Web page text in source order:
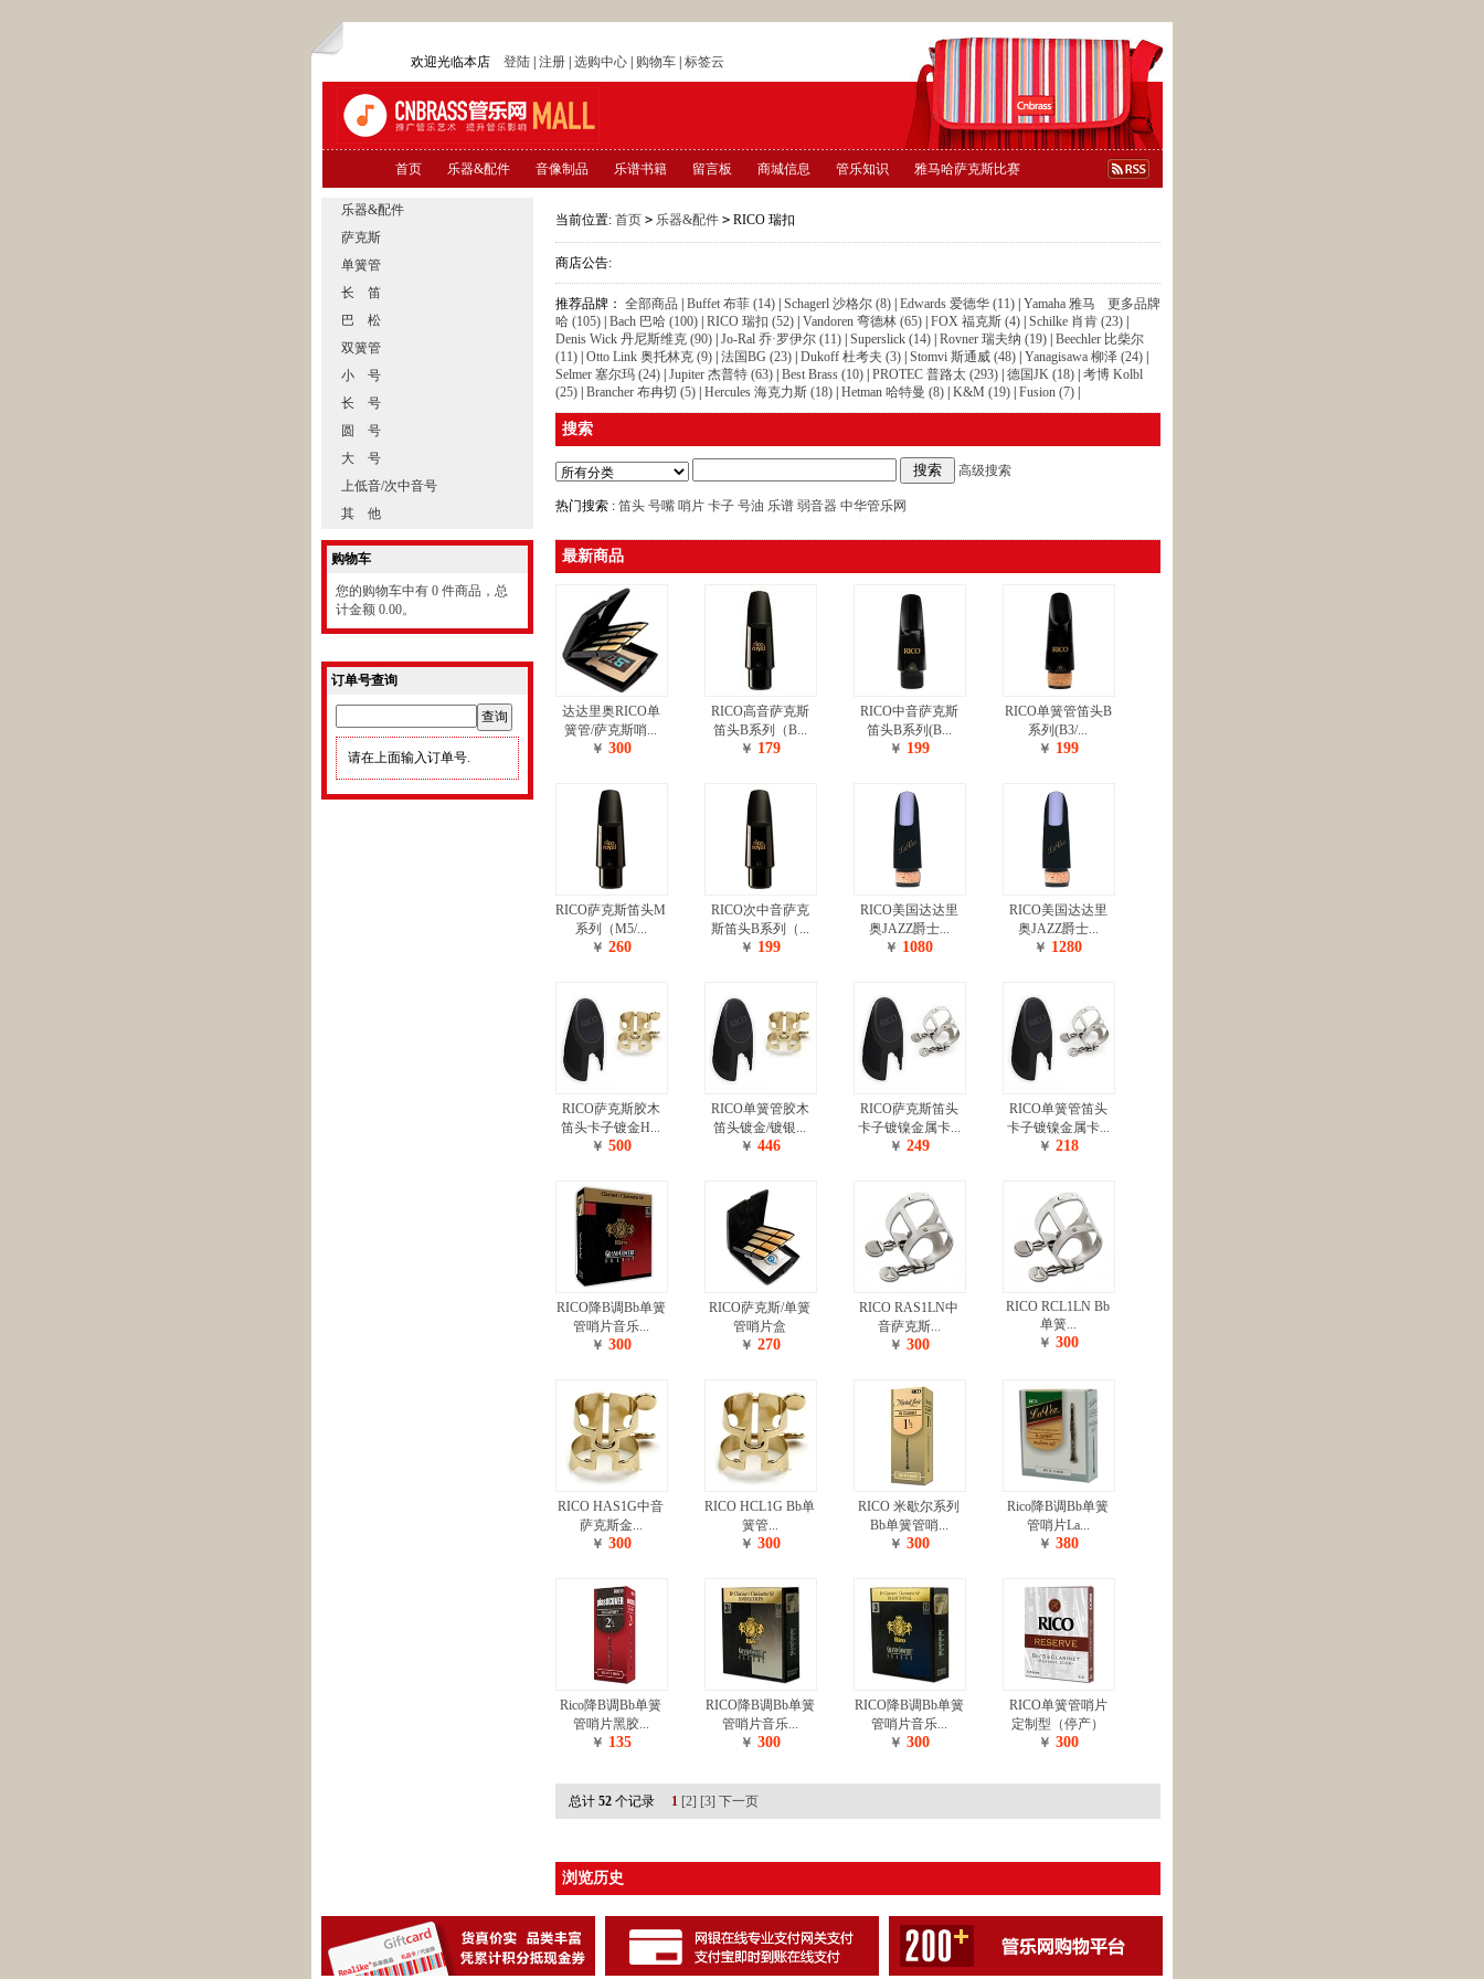
欢迎光临本店 登陆| 注册| 选购中心| 购物车| 标签云
首页 乐器&配件 音像制品 乐谱书籍 留言板 商城信息 管乐知识 雅马哈萨克斯比赛
乐器&配件
萨克斯
单簧管
长 笛
巴 松
双簧管
小 号
长 号
圆 号
大 号
上低音/次中音号
其 他
购物车
您的购物车中有 0 件商品，总
计金额 0.00。
订单号查询
请在上面输入订单号.
当前位置: 首页 > 乐器&配件 > RICO 瑞扣
商店公告:
更多品牌
推荐品牌： 全部商品 Buffet 布菲 (14) Schagerl 沙格尔 (8) Edwards 爱德华 (11) Yamaha 雅马
哈 (105) Bach 巴哈 (100) RICO 瑞扣 (52) Vandoren 弯德林 (65) FOX 福克斯 (4) Schilke 肖肯 (23)
Denis Wick 丹尼斯维克 (90) Jo-Ral 乔·罗伊尔 (11) Superslick (14) Rovner 瑞夫纳 (19) Beechler 比柴尔
(11) Otto Link 奥托林克 (9) 法国BG (23) Dukoff 杜考夫 (3) Stomvi 斯通威 (48) Yanagisawa 柳泽 (24)
Selmer 塞尔玛 (24) Jupiter 杰普特 (63) Best Brass (10) PROTEC 普路太 (293) 德国JK (18) 考博 Kolbl
(25) Brancher 布冉切 (5) Hercules 海克力斯 (18) Hetman 哈特曼 (8) K&M (19) Fusion (7)
搜索
高级搜索
热门搜索 : 笛头 号嘴 哨片 卡子 号油 乐谱 弱音器 中华管乐网
最新商品
达达里奥RICO单
簧管/萨克斯哨...
￥ 300
RICO高音萨克斯
笛头B系列（B...
￥ 179
RICO中音萨克斯
笛头B系列(B...
￥ 199
RICO单簧管笛头B
系列(B3/...
￥ 199
RICO萨克斯笛头M
系列（M5/...
￥ 260
RICO次中音萨克
斯笛头B系列（...
￥ 199
RICO美国达达里
奥JAZZ爵士...
￥ 1080
RICO美国达达里
奥JAZZ爵士...
￥ 1280
RICO萨克斯胶木
笛头卡子镀金H...
￥ 500
RICO单簧管胶木
笛头镀金/镀银...
￥ 446
RICO萨克斯笛头
卡子镀镍金属卡...
￥ 249
RICO单簧管笛头
卡子镀镍金属卡...
￥ 218
RICO降B调Bb单簧
管哨片音乐...
￥ 300
RICO萨克斯/单簧
管哨片盒
￥ 270
RICO RAS1LN中
音萨克斯...
￥ 300
RICO RCL1LN Bb
单簧...
￥ 300
RICO HAS1G中音
萨克斯金...
￥ 300
RICO HCL1G Bb单
簧管...
￥ 300
RICO 米歇尔系列
Bb单簧管哨...
￥ 300
Rico降B调Bb单簧
管哨片La...
￥ 380
Rico降B调Bb单簧
管哨片黑胶...
￥ 135
RICO降B调Bb单簧
管哨片音乐...
￥ 300
RICO降B调Bb单簧
管哨片音乐...
￥ 300
RICO单簧管哨片
定制型（停产）
￥ 300
总计 52 个记录 1 [2] [3] 下一页
浏览历史